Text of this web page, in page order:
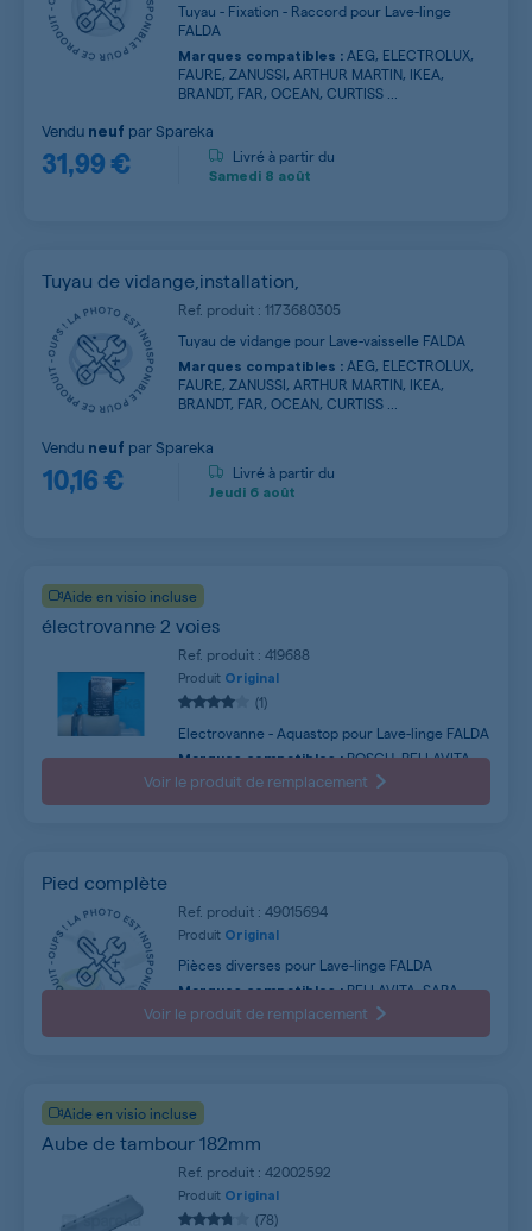
Tuyau - Fixation - Raccord pour Lave-linge
FALDA
Marques compatibles : AEG, ELECTROLUX,
FAURE, ZANUSSI, ARTHUR MARTIN, IKEA,
BRANDT, FAR, OCEAN, CURTISS ...
31,99 €
Vendu neuf parSpareka
Livré à partir du
Samedi 8 août
Tuyau de vidange,installation,
Ref. produit : 1173680305
Tuyau de vidange pour Lave-vaisselle FALDA
Marques compatibles : AEG, ELECTROLUX,
FAURE, ZANUSSI, ARTHUR MARTIN, IKEA,
BRANDT, FAR, OCEAN, CURTISS ...
10,16 €
Vendu neuf parSpareka
Livré à partir du
Jeudi 6 août
Aide en visio incluse
électrovanne 2 voies
Ref. produit : 419688
Produit Original
(1)
Electrovanne - Aquastop pour Lave-linge FALDA
Marques compatibles :BOSCH, BELLAVITA,
LG, SIEMENS, SABA, FAR, CONTINENTAL
EDISON, BRANDT, AYA, SAMSUNG ...
Voir le produit de remplacement
Pied complète
Ref. produit : 49015694
Produit Original
Pièces diverses pour Lave-linge FALDA
Marques compatibles :BELLAVITA, SABA,
FAR, CONTINENTAL EDISON, WHIRLPOOL, AYA,
WALTHAM, SELECLINE, SIGNATURE, BRANDT ...
Voir le produit de remplacement
Aide en visio incluse
Aube de tambour 182mm
Ref. produit : 42002592
Produit Original
(78)